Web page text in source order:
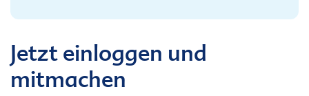
Jetzt einloggen und
mitmachen